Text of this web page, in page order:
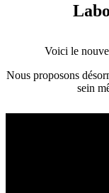
Voici le
Nous proposons
sein